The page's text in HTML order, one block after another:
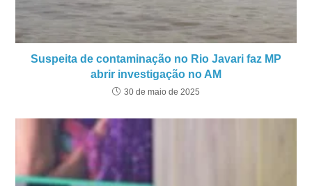
Suspeita de contaminação no Rio Javari faz MP
abrir investigação no AM
30 de maio de 2025